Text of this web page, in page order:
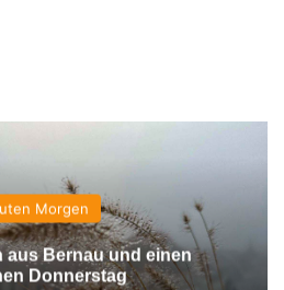
Morgen
aus Bernau und einen
Donnerstag